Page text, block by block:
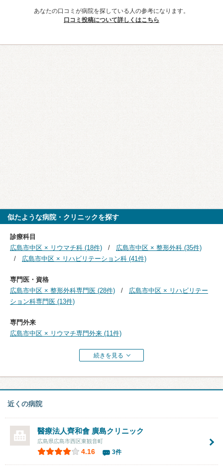
あなたの口コミが病院を探している人の参考になります。
口コミ投稿について詳しくはこちら
似たような病院・クリニックを探す
診療科目
広島市中区 × リウマチ科 (18件)
広島市中区 × 整形外科 (35件)
広島市中区 × リハビリテーション科 (41件)
専門医・資格
広島市中区 × 整形外科専門医 (28件)
広島市中区 × リハビリテー
ション科専門医 (13件)
専門外来
広島市中区 × リウマチ専門外来 (11件)
続きを見る
近くの病院
醫療法人齊和會 廣島クリニック
広島県広島市西区東観音町
4.16 3件